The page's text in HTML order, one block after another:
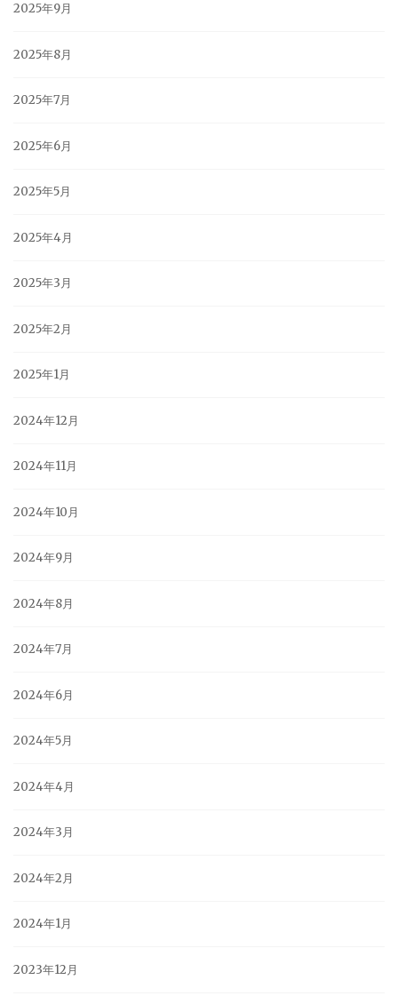
2025年9月
2025年8月
2025年7月
2025年6月
2025年5月
2025年4月
2025年3月
2025年2月
2025年1月
2024年12月
2024年11月
2024年10月
2024年9月
2024年8月
2024年7月
2024年6月
2024年5月
2024年4月
2024年3月
2024年2月
2024年1月
2023年12月